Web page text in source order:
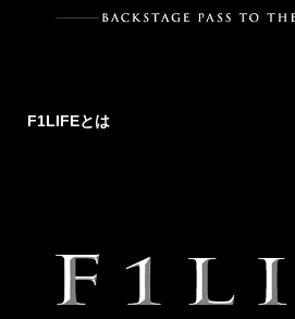
F1LIFEとは